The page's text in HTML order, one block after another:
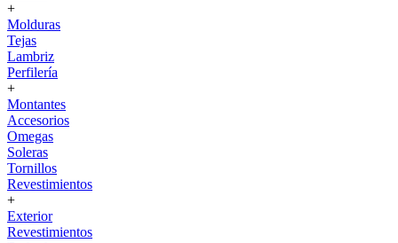
+
Molduras
Tejas
Lambriz
Perfilería
+
Montantes
Accesorios
Omegas
Soleras
Tornillos
Revestimientos
+
Exterior
Revestimientos